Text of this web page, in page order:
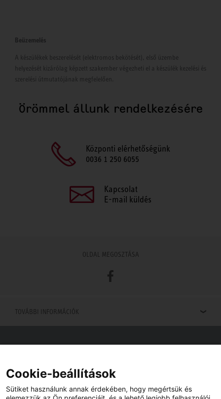
Beüzemelés
A készülékek beszerelését (elektromos bekötését), első üzembe
helyezését kizárólag képzett szakember végezheti el a készülék kezelési és
szerelési útmutatójának megfelelően.
Örömmel állunk rendelkezésére
Központi elérhetőségünk
0036 1 250 6055
Kapcsolat
E-mail küldés
OLDAL MEGOSZTÁSA
Facebook
TOVÁBBI INFORMÁCIÓK
Viszonteladót keres az Ön közelében? Nem probléma.
Cookie-beállítások
Sütiket használunk annak érdekében, hogy megértsük és